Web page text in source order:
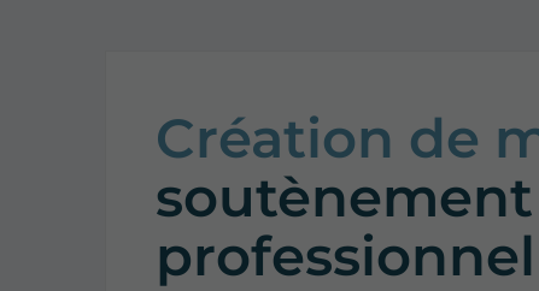
Création de
professionnel